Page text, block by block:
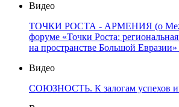
Видео
ТОЧКИ РОСТА - АРМЕНИЯ (о
форуме «Точки Роста:
на пространстве Большой Евразии»
Видео
СОЮЗНОСТЬ. К залогам успехов